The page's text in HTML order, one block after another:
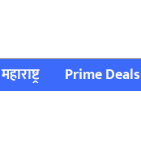
महाराष्ट्र Prime Deals